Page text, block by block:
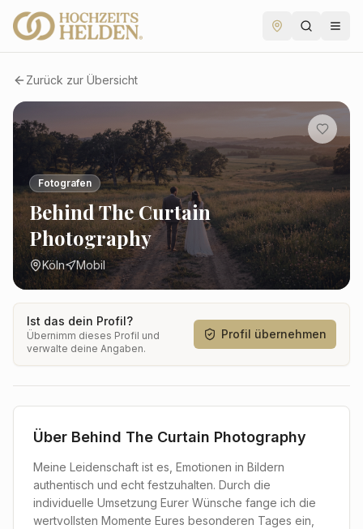
Zurück zur Übersicht
Fotografen
Behind The Curtain
Photography
Köln Mobil
Ist das dein Profil?
Übernimm dieses Profil und
verwalte deine Angaben.
Profil übernehmen
Über Behind The Curtain Photography
Meine Leidenschaft ist es, Emotionen in Bildern
authentisch und echt festzuhalten. Durch die
individuelle Umsetzung Eurer Wünsche fange ich die
wertvollsten Momente Eures besonderen Tages ein,